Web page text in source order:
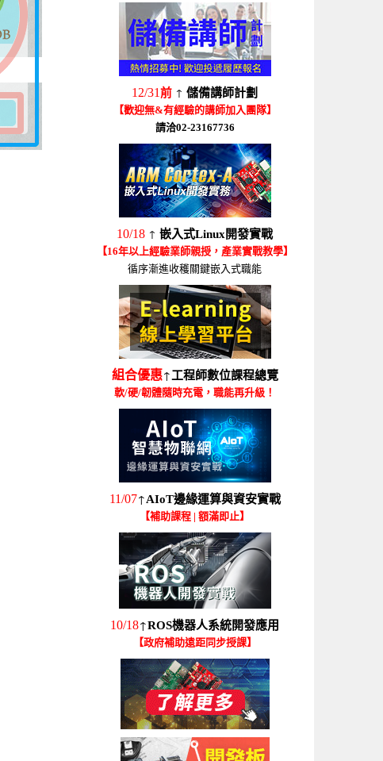
12/31前 ↑ 儲備講師計劃
【歡迎無&有經驗的講師加入團隊】
請洽02-23167736
10/18 ↑ 嵌入式Linux開發實戰
【16年以上經驗業師親授，產業實戰教學】
循序漸進收穫關鍵嵌入式職能
組合優惠↑工程師數位課程總覽
軟/硬/韌體隨時充電，職能再升級！
11/07↑AIoT邊緣運算與資安實戰
【補助課程 | 額滿即止】
10/18↑ROS機器人系統開發應用
【政府補助遠距同步授課】